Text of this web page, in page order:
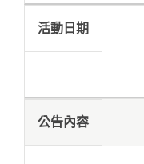
活動日期
公告內容